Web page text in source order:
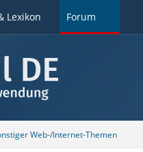
Lexikon Forum
Web-/Internet-Themen